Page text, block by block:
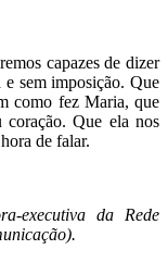
capazes de dizer
e sem imposição. Que
como fez Maria, que
coração. Que ela nos
de falar.
executiva da Rede